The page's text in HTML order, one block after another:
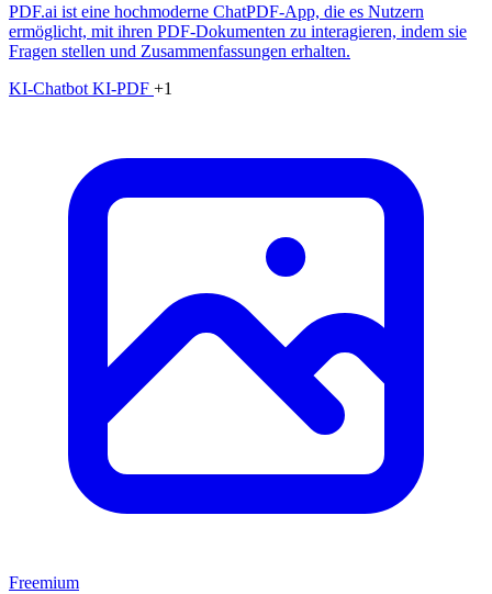
PDF.ai ist eine hochmoderne ChatPDF-App, die es Nutzern
ermöglicht, mit ihren PDF-Dokumenten zu interagieren, indem sie
Fragen stellen und Zusammenfassungen erhalten.
KI-Chatbot KI-PDF +1
Freemium